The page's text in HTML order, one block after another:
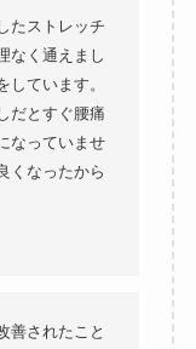
たストレッチ
なく通えまし
ています。
だとすぐ腰痛
なっていませ
くなったから
善されたこと